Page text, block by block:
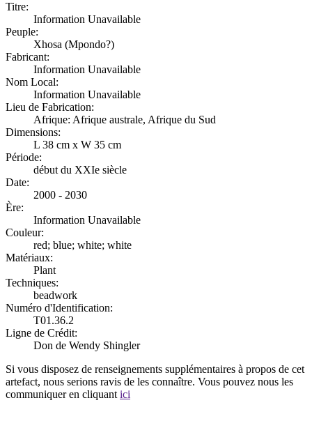
Titre:
Information Unavailable
Peuple:
Xhosa (Mpondo?)
Fabricant:
Information Unavailable
Nom Local:
Information Unavailable
Lieu de Fabrication:
Afrique: Afrique australe, Afrique du Sud
Dimensions:
L 38 cm x W 35 cm
Période:
début du XXIe siècle
Date:
2000 - 2030
Ère:
Information Unavailable
Couleur:
red; blue; white; white
Matériaux:
Plant
Techniques:
beadwork
Numéro d'Identification:
T01.36.2
Ligne de Crédit:
Don de Wendy Shingler
Si vous disposez de renseignements supplémentaires à propos de cet
artefact, nous serions ravis de les connaître. Vous pouvez nous les
communiquer en cliquant ici